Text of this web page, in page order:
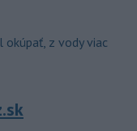
okúpať, z vody viac